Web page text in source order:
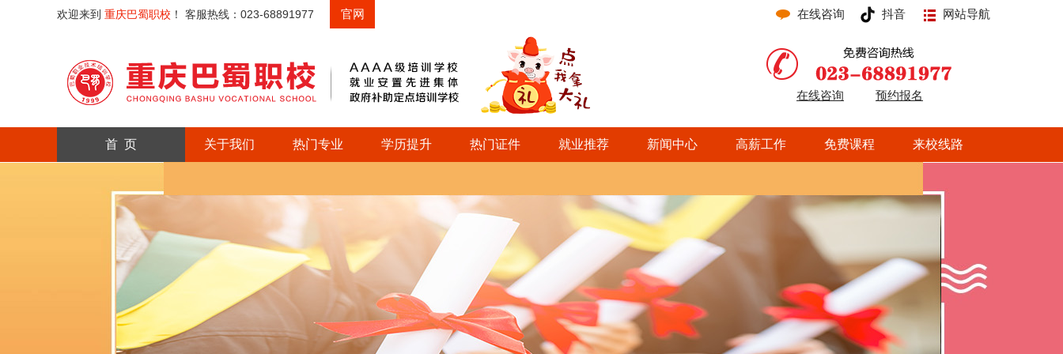
欢迎来到 重庆巴蜀职校 ！ 客服热线：023-68891977 官网 在线咨询 抖音 网站导航
在线咨询 预约报名
首 页 关于我们 热门专业 学历提升 热门证件 就业推荐 新闻中心 高薪工作 免费课程 来校线路